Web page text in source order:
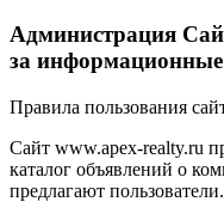
Администрация
за
Правила пользования
Сайт www.apex-realty.ru
каталог объявлений о
предлагают пользователи.